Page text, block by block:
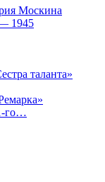
Москина
1945
таланта»
го…